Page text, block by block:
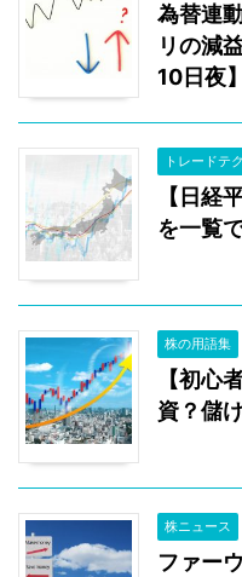
為替連
リの減
10日夜】
トレードテ
【日経
を一覧
株の用語集
【初心
資？儲
株ニュース
ファー